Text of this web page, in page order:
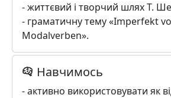
- життєвий і творчий шлях Т.
- граматичну тему «Imperfekt
Modalverben».
Навчимось
- активно використовувати як